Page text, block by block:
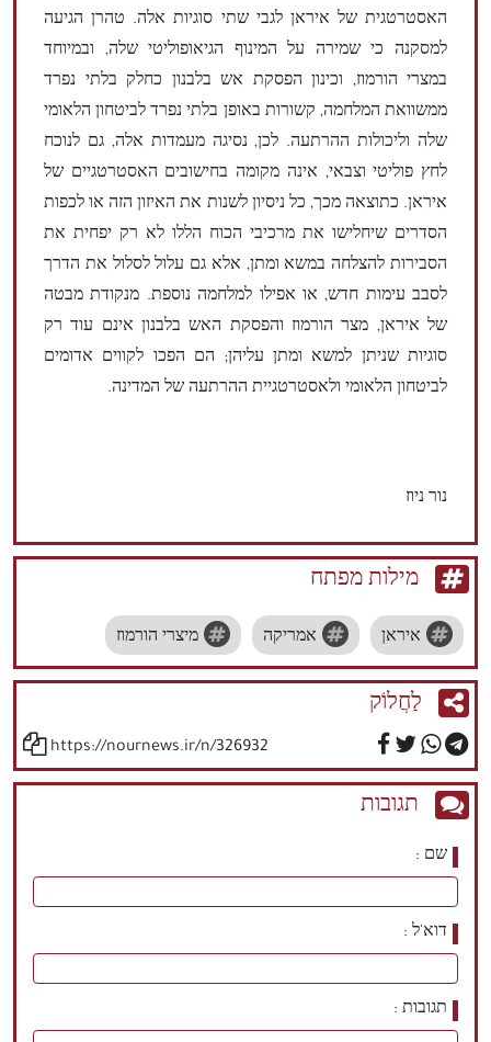
האסטרטגית של איראן לגבי שתי סוגיות אלה. טהרן הגיעה
למסקנה כי שמירה על המינוף הגיאופוליטי שלה, ובמיוחד
במצרי הורמוז, וכינון הפסקת אש בלבנון כחלק בלתי נפרד
ממשוואת המלחמה, קשורות באופן בלתי נפרד לביטחון הלאומי
שלה וליכולות ההרתעה. לכן, נסיגה מעמדות אלה, גם לנוכח
לחץ פוליטי וצבאי, אינה מקומה בחישובים האסטרטגיים של
איראן. כתוצאה מכך, כל ניסיון לשנות את האיזון הזה או לכפות
הסדרים שיחלישו את מרכיבי הכוח הללו לא רק יפחית את
הסבירות להצלחה במשא ומתן, אלא גם עלול לסלול את הדרך
לסבב עימות חדש, או אפילו למלחמה נוספת. מנקודת מבטה
של ​​איראן, מצר הורמוז והפסקת האש בלבנון אינם עוד רק
סוגיות שניתן למשא ומתן עליהן; הם הפכו לקווים אדומים
לביטחון הלאומי ולאסטרטגיית ההרתעה של המדינה.
נור ניוז
מילות מפתח
איראן אמריקה מיצרי הורמוז
לַחֲלוֹק
https://nournews.ir/n/326932
תגובות
שם
דוא'ל
תגובות